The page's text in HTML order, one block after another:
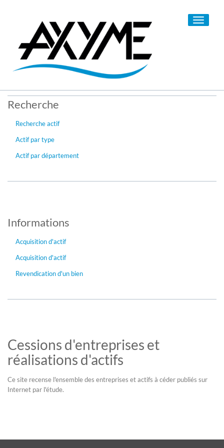
Toggle
Recherche
Recherche actif
Actif par type
Actif par département
Informations
Acquisition d'actif
Acquisition d'actif
Revendication d'un bien
Cessions d'entreprises et
réalisations d'actifs
Ce site recense l'ensemble des entreprises et actifs à céder publiés sur
Internet par l'étude.